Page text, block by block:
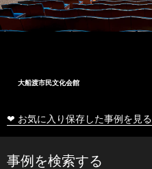
大船渡市民文化会館
❤ お気に入り保存した事例を見る
事例を検索する